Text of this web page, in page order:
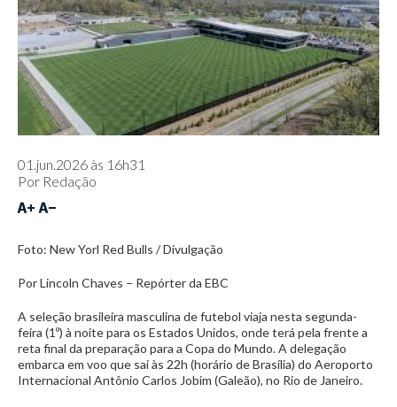
01.jun.2026 às 16h31
Por Redação
Foto: New Yorl Red Bulls / Divulgação
Por Lincoln Chaves – Repórter da EBC
A seleção brasileira masculina de futebol viaja nesta segunda-
feira (1º) à noite para os Estados Unidos, onde terá pela frente a
reta final da preparação para a Copa do Mundo. A delegação
embarca em voo que sai às 22h (horário de Brasília) do Aeroporto
Internacional Antônio Carlos Jobim (Galeão), no Rio de Janeiro.